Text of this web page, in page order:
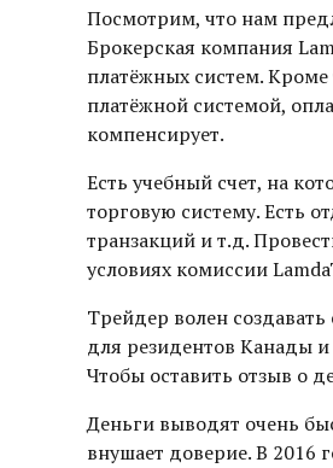
Посмотрим, что нам
Брокерская компания
платёжных систем.
платёжной системой,
компенсирует.
Есть учебный счет, на
торговую систему. Есть
транзакций и т.д.
условиях комиссии
Трейдер волен
для резидентов Канады
Чтобы оставить отзыв о
Деньги выводят очень
внушает доверие. В 2016